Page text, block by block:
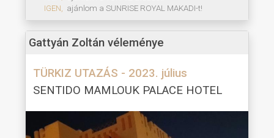
IGEN, ajánlom a SUNRISE ROYAL MAKADI-t!
Gattyán Zoltán véleménye
TÜRKIZ UTAZÁS - 2023. július
SENTIDO MAMLOUK PALACE HOTEL